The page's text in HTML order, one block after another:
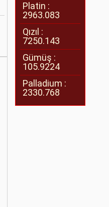
Platin :
2963.083
Qızıl :
7250.143
Gümüş :
105.9224
Palladium :
2330.768